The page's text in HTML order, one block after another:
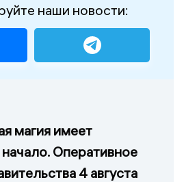
наши новости:
магия имеет
Оперативное
4 августа